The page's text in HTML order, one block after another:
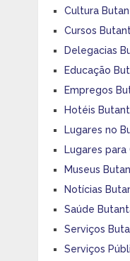
Cultura
Cursos
Delegacias
Educação
Empregos
Hotéis
Lugares no
Lugares
Museus
Notícias
Saúde
Serviços
Serviços